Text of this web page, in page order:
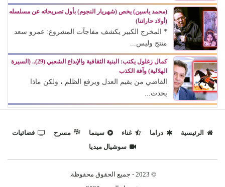
(محمد ياسين) يخص (شهريار النجوم) بأول تصريحاته عن مسلسله
(أولاد حاراتنا)
* المخرج الكبير يكشف مفاجآت المشروع: عمرو سعد
منتج وليس...
كمال زغلول يكتب: البنية الثقافية والإبداع الشعبي (29).. (السيرة
الهلالية) وآفة الكذب
القاضي من يقيم العدل ويرفع الظلم ، ولكن ماذا
يحدث...
الرئيسية دراما غناء سينما مسرح
فضائيات
سوشيال ميديا
© 2023 - جميع الحقوق محفوظة.